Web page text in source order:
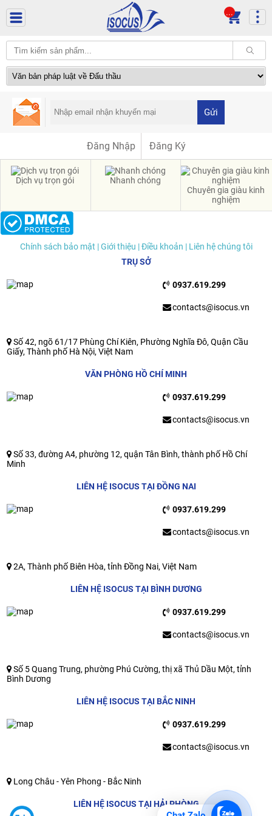
...
Gửi
Đăng Nhập Đăng Ký
Dịch vụ trọn gói
Nhanh chóng
Chuyên gia giàu kinh
nghiệm
Chính sách bảo mật | Giới thiệu | Điều khoản | Liên hệ chúng tôi
TRỤ SỞ
0937.619.299
contacts@isocus.vn
Số 42, ngõ 61/17 Phùng Chí Kiên, Phường Nghĩa Đô, Quận Cầu
Giấy, Thành phố Hà Nội, Việt Nam
VĂN PHÒNG HỒ CHÍ MINH
0937.619.299
contacts@isocus.vn
Số 33, đường A4, phường 12, quận Tân Bình, thành phố Hồ Chí
Minh
LIÊN HỆ ISOCUS TẠI ĐỒNG NAI
0937.619.299
contacts@isocus.vn
2A, Thành phố Biên Hòa, tỉnh Đồng Nai, Việt Nam
LIÊN HỆ ISOCUS TẠI BÌNH DƯƠNG
0937.619.299
contacts@isocus.vn
Số 5 Quang Trung, phường Phú Cường, thị xã Thủ Dầu Một, tỉnh
Bình Dương
LIÊN HỆ ISOCUS TẠI BẮC NINH
0937.619.299
contacts@isocus.vn
Long Châu - Yên Phong - Bắc Ninh
LIÊN HỆ ISOCUS TẠI HẢI PHÒNG